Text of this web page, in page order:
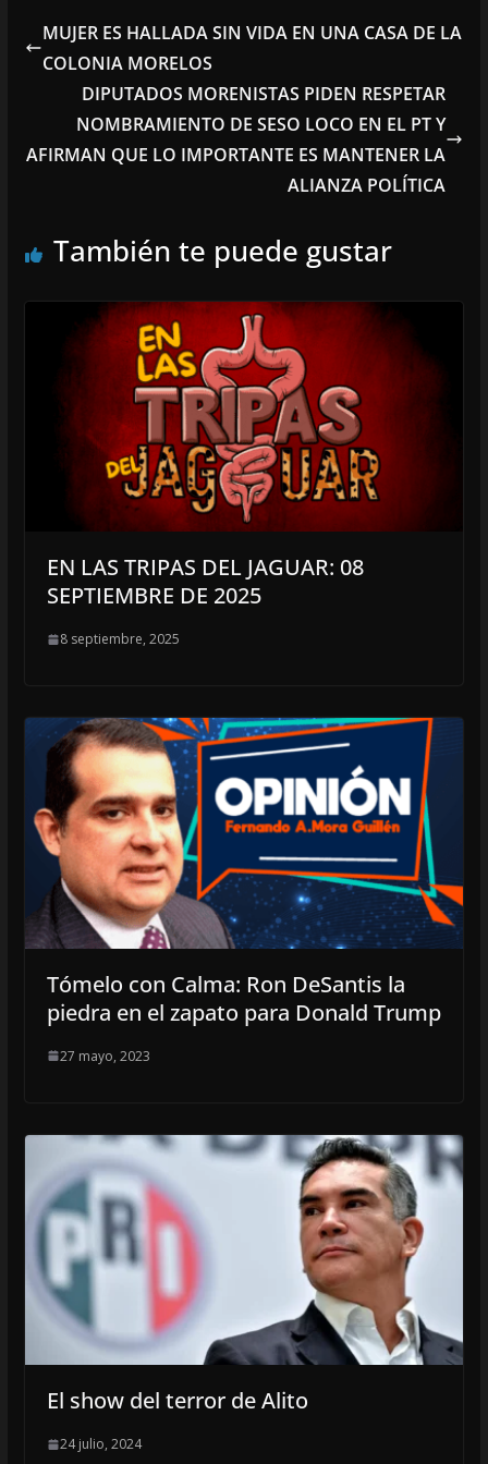
MUJER ES HALLADA SIN VIDA EN UNA CASA DE LA
COLONIA MORELOS
DIPUTADOS MORENISTAS PIDEN RESPETAR
NOMBRAMIENTO DE SESO LOCO EN EL PT Y
AFIRMAN QUE LO IMPORTANTE ES MANTENER LA
ALIANZA POLÍTICA
También te puede gustar
EN LAS TRIPAS DEL JAGUAR: 08
SEPTIEMBRE DE 2025
8 septiembre, 2025
Tómelo con Calma: Ron DeSantis la
piedra en el zapato para Donald Trump
27 mayo, 2023
El show del terror de Alito
24 julio, 2024